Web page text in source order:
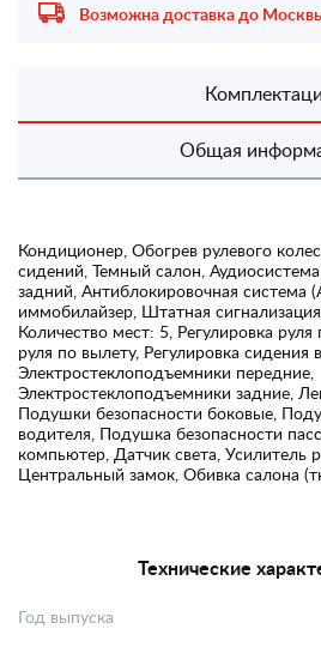
Возможна доставка до
Общая
Кондиционер, Обогрев рулевого
сидений, Темный салон,
задний, Антиблокировочная система
иммобилайзер, Штатная
Количество мест: 5, Регулировка руля
руля по вылету, Регулировка сидения
Электростеклоподъемники передние,
Электростеклоподъемники задние,
Подушки безопасности боковые,
водителя, Подушка безопасности
компьютер, Датчик света, Усилитель
Центральный замок, Обивка салона
Технические
Год выпуска